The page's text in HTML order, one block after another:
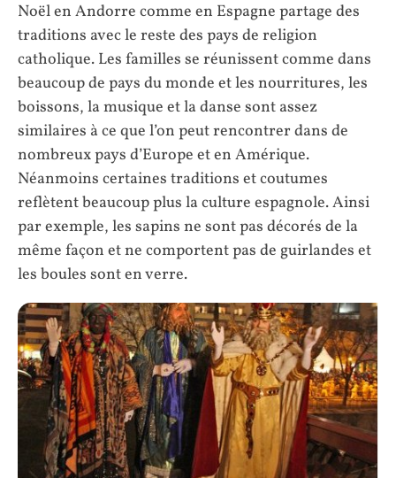
Noël en Andorre comme en Espagne partage des
traditions avec le reste des pays de religion
catholique. Les familles se réunissent comme dans
beaucoup de pays du monde et les nourritures, les
boissons, la musique et la danse sont assez
similaires à ce que l’on peut rencontrer dans de
nombreux pays d’Europe et en Amérique.
Néanmoins certaines traditions et coutumes
reflètent beaucoup plus la culture espagnole. Ainsi
par exemple, les sapins ne sont pas décorés de la
même façon et ne comportent pas de guirlandes et
les boules sont en verre.